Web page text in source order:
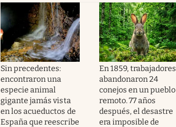
Sin precedentes:
encontraron una
especie animal
gigante jamás vista
en los acueductos de
España que reescribe
En 1859, trabajadores
abandonaron 24
conejos en un pueblo
remoto. 77 años
después, el desastre
era imposible de